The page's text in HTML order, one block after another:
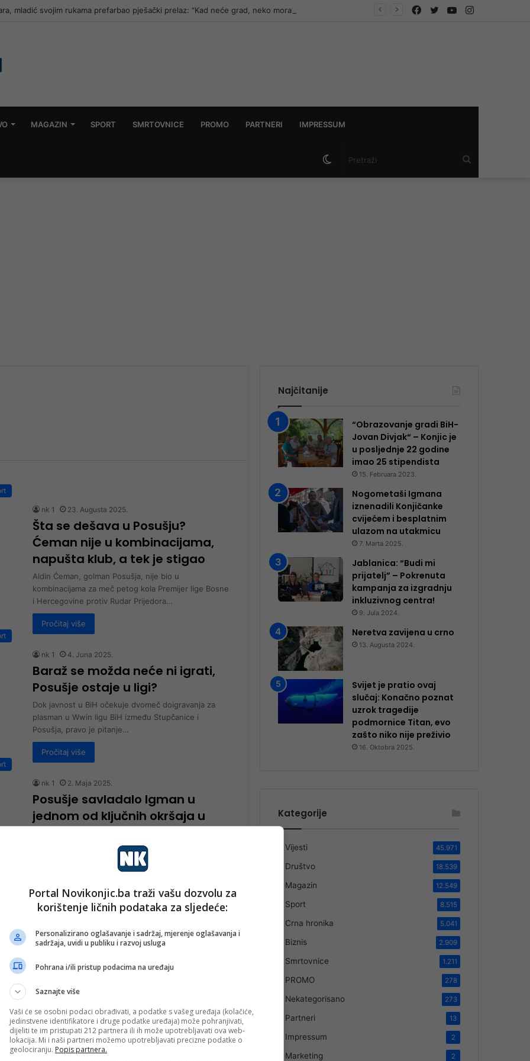
mladić svojim rukama prefarbao pješački prelaz: “Kad neće grad, neko mora” YouTube
Twitter
Facebook
MAGAZIN SPORT SMRTOVNICE PROMO PARTNERI IMPRESSUM
Switch
nk 1 23. Augusta 2025.
Šta se dešava u Posušju?
Ćeman nije u kombinacijama,
napušta klub, a tek je stigao
Aldin Ćeman, golman Posušja, nije bio u
kombinacijama za meč petog kola Premijer lige Bosne
i Hercegovine protiv Rudar Prijedora…
Pročitaj više
nk 1 4. Juna 2025.
Baraž se možda neće ni igrati,
Posušje ostaje u ligi?
Dok javnost u BiH očekuje dvomeč doigravanja za
plasman u Wwin ligu BiH između Stupčanice i
Posušja, pravo je pitanje…
Pročitaj više
nk 1 2. Maja 2025.
Posušje savladalo Igman u
jednom od ključnih okršaja u
borbi za opstanak
Fudbaleri Posušja i Igmana odmjerili su snage u prvoj
utakmici 29. kola Premijer lige Bosne i Hercegovine, a
Pročitaj više
Ključna utakmica: Poznati
sastavi Posušja i Igmana
29. kola Premijer lige Bosne i Hercegovine. Treneri
Pročitaj više
nk 1 2. Maja 2025.
Najčitanije
“Obrazovanje gradi BiH-
Jovan Divjak“ – Konjic je
u posljednje 22 godine
imao 25 ​​stipendista
15. Februara 2023.
Nogometaši Igmana
iznenadili Konjičanke
cvijećem i besplatnim
ulazom na utakmicu
7. Marta 2025.
Jablanica: “Budi mi
prijatelj” – Pokrenuta
kampanja za izgradnju
inkluzivnog centra!
9. Jula 2024.
Neretva zavijena u crno
13. Augusta 2024.
Svijet je pratio ovaj
slučaj: Konačno poznat
uzrok tragedije
podmornice Titan, evo
zašto niko nije preživio
16. Oktobra 2025.
Kategorije
Vijesti 45.971
Društvo 18.539
Magazin 12.549
Sport 8.515
Crna hronika 5.041
Biznis 2.909
Smrtovnice 1.211
PROMO 278
Nekategorisano 273
Partneri 13
Impressum 2
Marketing 2
Portal Novikonjic.ba traži vašu dozvolu za
korištenje ličnih podataka za sljedeće:
Personalizirano oglašavanje i sadržaj, mjerenje oglašavanja i
sadržaja, uvidi u publiku i razvoj usluga
Pohrana i/ili pristup podacima na uređaju
Saznajte više
Vaši će se osobni podaci obrađivati, a podatke s vašeg uređaja (kolačiće,
jedinstvene identifikatore i druge podatke uređaja) može pohranjivati,
dijeliti te im pristupati 212 partnera ili ih može upotrebljavati ova web-
lokacija. Mi i naši partneri možemo upotrebljavati precizne podatke o
geolociranju. Popis partnera.